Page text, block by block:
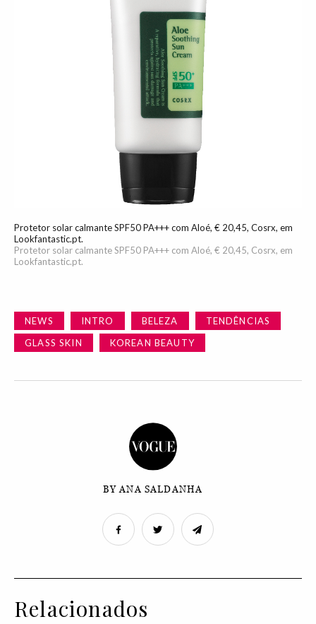
Protetor solar calmante SPF50 PA+++ com Aloé, € 20,45, Cosrx, em
Lookfantastic.pt.
Protetor solar calmante SPF50 PA+++ com Aloé, € 20,45, Cosrx, em
Lookfantastic.pt.
NEWS INTRO BELEZA
TENDÊNCIAS
GLASS SKIN
KOREAN BEAUTY
BY ANA SALDANHA
Relacionados